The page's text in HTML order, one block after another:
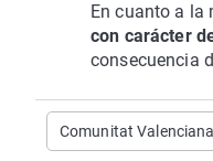
En cuanto a la
con carácter
consecuencia
Comunitat Valenciana